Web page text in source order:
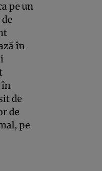
pe un
în
în
de
de
pe